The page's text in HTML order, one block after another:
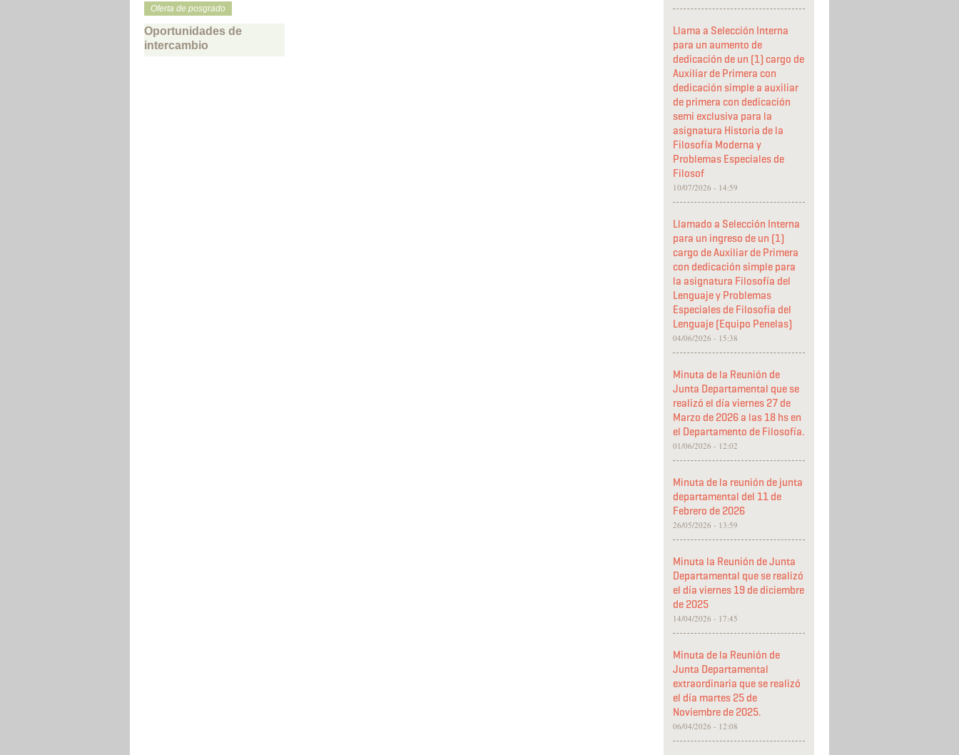
Oferta de posgrado
Oportunidades de
intercambio
Llama a Selección Interna
para un aumento de
dedicación de un (1) cargo de
Auxiliar de Primera con
dedicación simple a auxiliar
de primera con dedicación
semi exclusiva para la
asignatura Historia de la
Filosofía Moderna y
Problemas Especiales de
Filosof
10/07/2026 - 14:59
Llamado a Selección Interna
para un ingreso de un (1)
cargo de Auxiliar de Primera
con dedicación simple para
la asignatura Filosofía del
Lenguaje y Problemas
Especiales de Filosofía del
Lenguaje (Equipo Penelas)
04/06/2026 - 15:38
Minuta de la Reunión de
Junta Departamental que se
realizó el día viernes 27 de
Marzo de 2026 a las 18 hs en
el Departamento de Filosofía.
01/06/2026 - 12:02
Minuta de la reunión de junta
departamental del 11 de
Febrero de 2026
26/05/2026 - 13:59
Minuta la Reunión de Junta
Departamental que se realizó
el día viernes 19 de diciembre
de 2025
14/04/2026 - 17:45
Minuta de la Reunión de
Junta Departamental
extraordinaria que se realizó
el día martes 25 de
Noviembre de 2025.
06/04/2026 - 12:08